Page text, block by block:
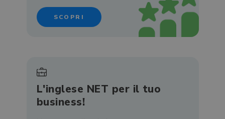
SCOPRI
L'inglese NET per il tuo
business!